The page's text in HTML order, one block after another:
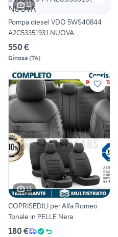
11
Pompa diesel VDO 5WS40844
A2C53351931 NUOVA
550 €
Ginosa (TA)
13
COPRISEDILI per Alfa Romeo
Tonale in PELLE Nera
180 €